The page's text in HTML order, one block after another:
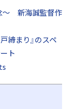
～ 新海誠監督作
戸締まり』のスペ
ト